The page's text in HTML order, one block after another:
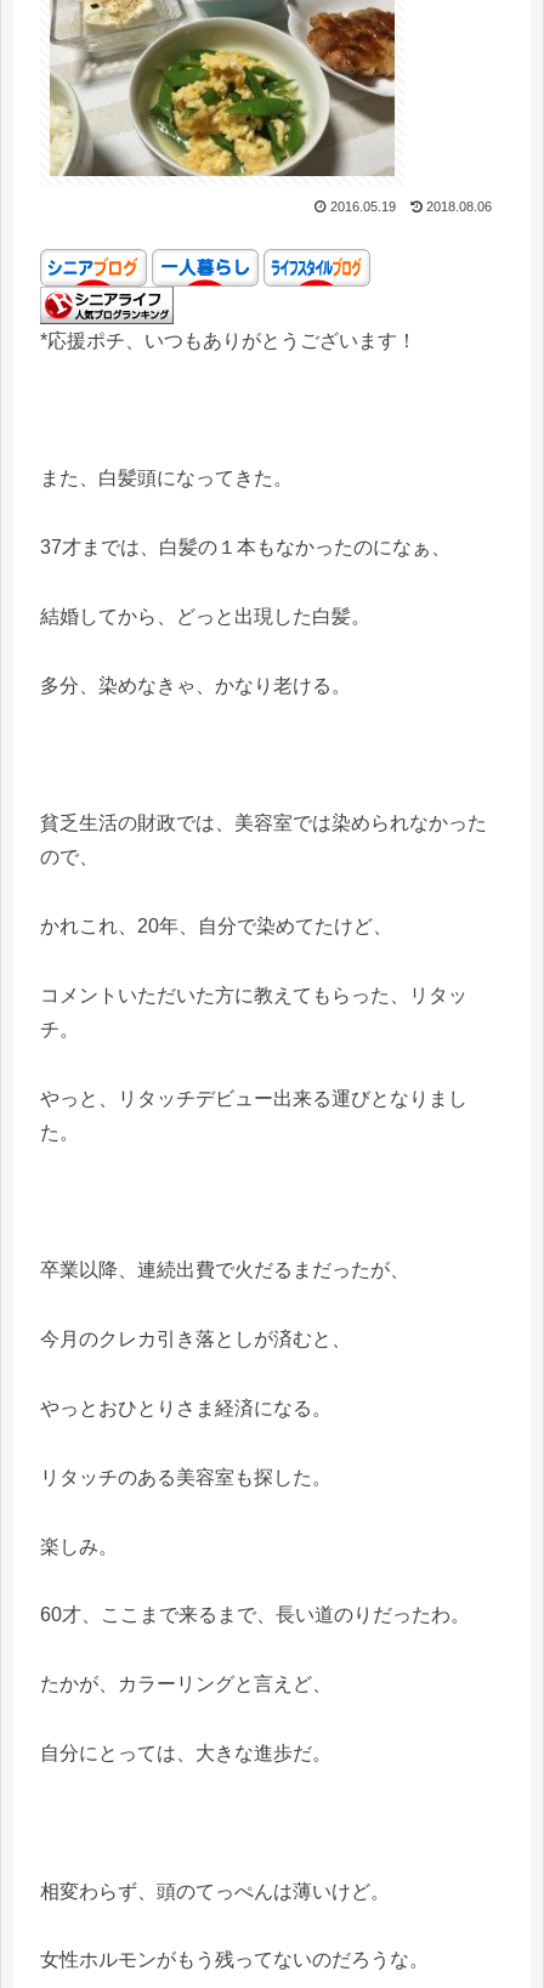
2016.05.19 2018.08.06
*応援ポチ、いつもありがとうございます！
また、白髪頭になってきた。
37才までは、白髪の１本もなかったのになぁ、
結婚してから、どっと出現した白髪。
多分、染めなきゃ、かなり老ける。
貧乏生活の財政では、美容室では染められなかった
ので、
かれこれ、20年、自分で染めてたけど、
コメントいただいた方に教えてもらった、リタッ
チ。
やっと、リタッチデビュー出来る運びとなりまし
た。
卒業以降、連続出費で火だるまだったが、
今月のクレカ引き落としが済むと、
やっとおひとりさま経済になる。
リタッチのある美容室も探した。
楽しみ。
60才、ここまで来るまで、長い道のりだったわ。
たかが、カラーリングと言えど、
自分にとっては、大きな進歩だ。
相変わらず、頭のてっぺんは薄いけど。
女性ホルモンがもう残ってないのだろうな。